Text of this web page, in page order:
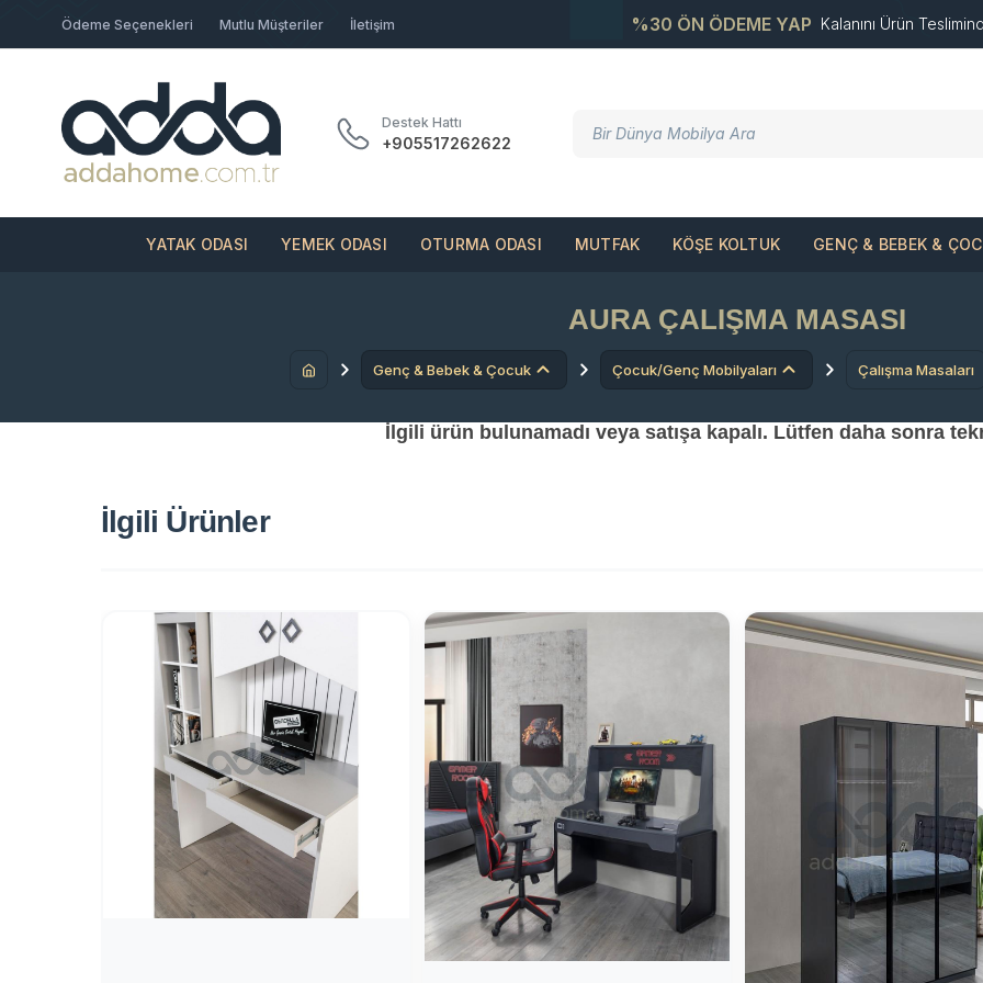
Ödeme Seçenekleri Mutlu Müşteriler İletişim %30 ÖN ÖDEME YAP Kalanını Ürün
Destek Hattı
+905517262622
YATAK ODASI YEMEK ODASI OTURMA ODASI MUTFAK KÖŞE KOLTUK GENÇ & BEBEK &
AURA ÇALIŞMA MASASI
Genç & Bebek & Çocuk Çocuk/Genç Mobilyaları Çalışma Masaları
İlgili ürün bulunamadı veya satışa kapalı. Lütfen daha sonra
İlgili Ürünler